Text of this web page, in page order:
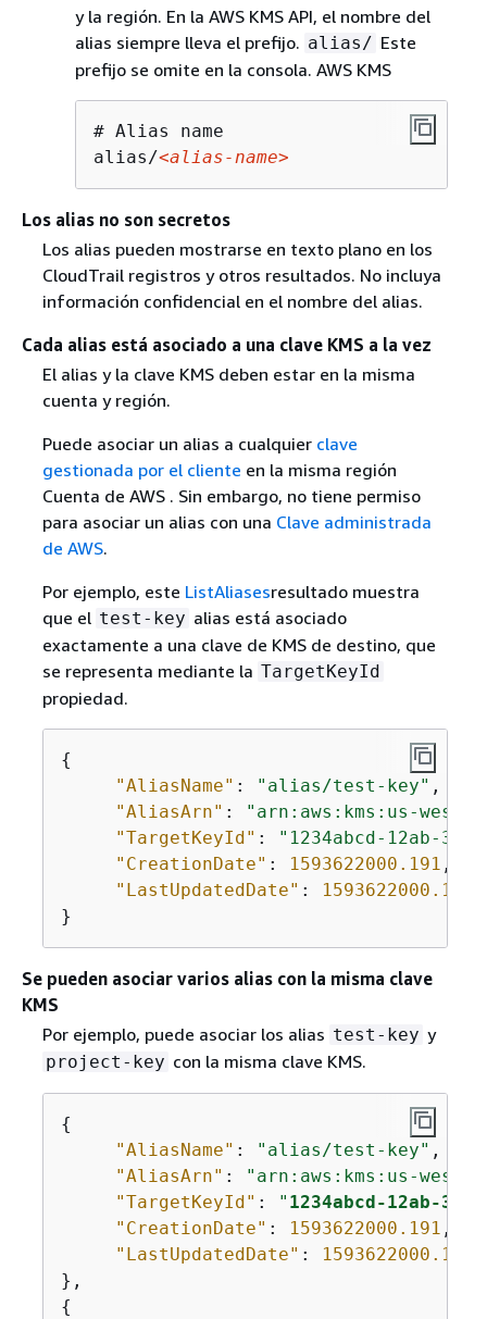
y la región. En la AWS KMS API, el nombre del
alias siempre lleva el prefijo. alias/ Este
prefijo se omite en la consola. AWS KMS
# Alias name
alias/<alias-name>
Los alias no son secretos
Los alias pueden mostrarse en texto plano en los
CloudTrail registros y otros resultados. No incluya
información confidencial en el nombre del alias.
Cada alias está asociado a una clave KMS a la vez
El alias y la clave KMS deben estar en la misma
cuenta y región.
Puede asociar un alias a cualquier clave
gestionada por el cliente en la misma región
Cuenta de AWS . Sin embargo, no tiene permiso
para asociar un alias con una Clave administrada
de AWS.
Por ejemplo, este ListAliasesresultado muestra
que el test-key alias está asociado
exactamente a una clave de KMS de destino, que
se representa mediante la TargetKeyId
propiedad.
{
"AliasName" : "alias/test-key" ,
"AliasArn" :
"arn:aws:kms:us-
"TargetKeyId" :
"1234abcd-12ab-
"CreationDate" : 1593622000.191 ,
"LastUpdatedDate" :
1593622000.191
}
Se pueden asociar varios alias con la misma clave
KMS
Por ejemplo, puede asociar los alias test-key y
project-key con la misma clave KMS.
{
"AliasName" : "alias/test-key" ,
"AliasArn" :
"arn:aws:kms:us-
"TargetKeyId" : " 1234abcd-12ab-
"CreationDate" : 1593622000.191 ,
"LastUpdatedDate" :
1593622000.191
{